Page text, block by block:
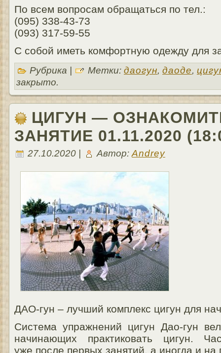
По всем вопросам обращаться по тел.:
(095) 338-43-73
(093) 317-59-55
С собой иметь комфортную одежду для
Рубрика | Метки: даогун, даоде,
закрыто.
ЦИГУН —
ЗАНЯТИЕ 01.11.2020
27.10.2020 | Автор: Andrey
ДАО-гун – лучший комплекс цигун для
Система упражнений цигун Дао-гун
начинающих практиковать цигун.
уже после первых занятий, а иногда и на